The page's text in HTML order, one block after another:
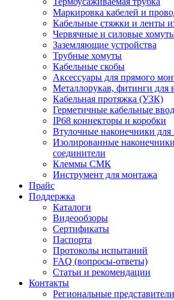
Маркировка кабелей и
Кабельные стяжки и ленты
Червячные и силовые
Заземляющие устройства
Трубные хомуты
Кабельные скобы
Аксессуары для прямого
Металлорукав, фитинги для
Кабельная протяжка (УЗК)
Герметичные кабельные
IP68 коннекторы и коробки
Втулочные наконечники для
Изолированные
соединители
Клеммы СМК
Инструмент для монтажа
Прайс
Поддержка
Каталоги
Видеообзоры
Сертификаты
Паспорта
Протоколы испытаний
FAQ (вопросы-ответы)
Статьи и рекомендации
Контакты
Региональные представители